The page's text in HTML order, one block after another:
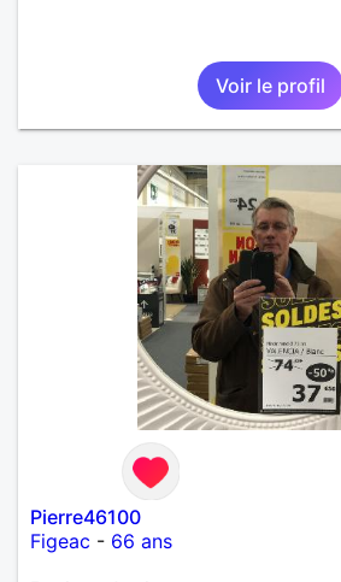
Voir le profil
Pierre46100
Figeac - 66 ans